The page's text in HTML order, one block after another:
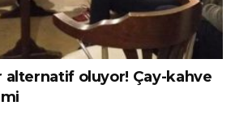
alternatif oluyor! Çay-kahve